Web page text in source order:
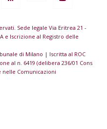
Sede legale Via Eritrea 21 -
e Iscrizione al Registro delle
di Milano | Iscritta al ROC
al n. 6419 (delibera 236/01 Cons
nelle Comunicazioni